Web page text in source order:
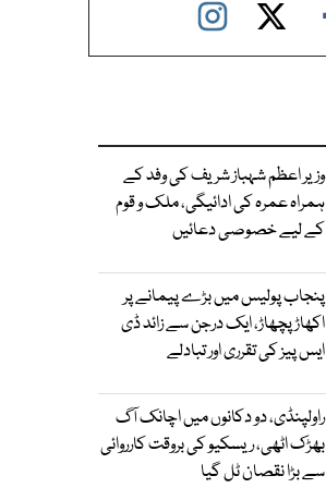
وزیر اعظم شہباز شریف کی وفد کے
ہمراہ عمرہ کی ادائیگی، ملک و قوم
کے لیے خصوصی دعائیں
پنجاب پولیس میں بڑے پیمانے پر
اکھاڑ پچھاڑ، ایک درجن سے زائد ڈی
ایس پیز کی تقرری اور تبادلے
راولپنڈی، دو دکانوں میں اچانک آگ
بھڑک اٹھی، ریسکیو کی بروقت کارروائی
سے بڑا نقصان ٹل گیا